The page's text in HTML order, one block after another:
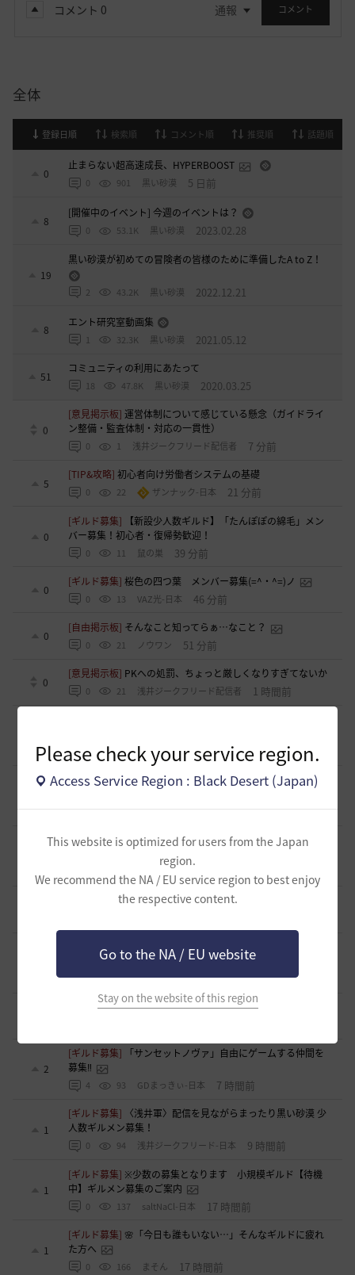
Please check your service region.
Access Service Region : Black Desert (Japan)
This website is optimized for users from the Japan
region.
We recommend the NA / EU service region to best enjoy
the respective content.
Go to the NA / EU website
Stay on the website of this region
コメント 0 通報 コメント
全体
登録日順 検索順 コメント順 推奨順 話題順
0
止まらない超高速成長、HYPERBOOST
0 901 黒い砂漠 5 日前
8
[開催中のイベント] 今週のイベントは？
0 53.1K 黒い砂漠 2023.02.28
19
黒い砂漠が初めての冒険者の皆様のために準備したA to Z！
2 43.2K 黒い砂漠 2022.12.21
8
エント研究室動画集
1 32.3K 黒い砂漠 2021.05.12
51
コミュニティの利用にあたって
18 47.8K 黒い砂漠 2020.03.25
0
[意見掲示板]運営体制について感じている懸念（ガイドライ
ン整備・監査体制・対応の一貫性）
0 1 浅井ジークフリード配信者 7 分前
5
[TIP&攻略]初心者向け労働者システムの基礎
0 22 ザンナック-日本 21 分前
0
[ギルド募集]
【新設少人数ギルド】「たんぽぽの綿毛」メン
バー募集！初心者・復帰勢歓迎！
0 11 鼠の巣 39 分前
0
[ギルド募集]桜色の四つ葉 メンバー募集(=^・^=)ノ
0 13 VAZ光-日本 46 分前
0
[自由掲示板] そんなこと知ってらぁ…なこと？
0 21 ノウワン 51 分前
0
[意見掲示板] PKへの処罰、ちょっと厳しくなりすぎてないか
0 21 浅井ジークフリード配信者 1 時間前
0 36 浅井ジークフリード配信者 1 時間前
[ギルド募集]まだまだメンバー募集中です！ ギルド アル
0 41 フォンバルト 2 時間前
[ギルド募集] あなたのプレースタイルで遊んでﾆｬﾝｺ💛にゃん
33 ぱるる 3 時間前
[ギルド募集]完全初心者です！ギルド探してます！
[ギルド募集]
【華嵐】静かなギルチャ/挨拶不要/時々イベン
ト無言OK
0 42 リーシアR-日本 4 時間前
[クラス攻略][エージェント攻略]
2
[ギルド募集]
「サンセットノヴァ」自由にゲームする仲間を
募集‼️
4 93 GDまっきぃ-日本 7 時間前
1
[ギルド募集]
〈浅井軍〉配信を見ながらまったり黒い砂漠 少
人数ギルメン募集！
0 94 浅井ジークフリード-日本 9 時間前
1
[ギルド募集] ※少数の募集となります 小規模ギルド【待機
中】ギルメン募集のご案内
0 137 saltNaCl-日本 17 時間前
1
[ギルド募集] 🌸「今日も誰もいない…」そんなギルドに疲れ
た方へ
0 166 まそん 17 時間前